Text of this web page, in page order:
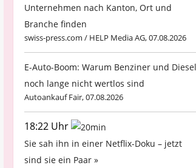
Unternehmen nach Kanton, Ort und
Branche finden
swiss-press.com / HELP Media AG, 07.08.2026
E-Auto-Boom: Warum Benziner und Diesel
noch lange nicht wertlos sind
Autoankauf Fair, 07.08.2026
18:22 Uhr
Sie sah ihn in einer Netflix-Doku – jetzt
sind sie ein Paar »